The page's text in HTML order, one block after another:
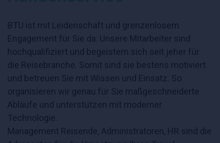
BTU ist mit Leidenschaft und grenzenlosem
Engagement für Sie da. Unsere Mitarbeiter sind
hochqualifiziert und begeistern sich seit jeher für
die Reisebranche. Somit sind sie bestens motiviert
und betreuen Sie mit Wissen und Einsatz. So
organisieren wir genau für Sie maßgeschneiderte
Abläufe und unterstützen mit moderner
Technologie.
Management Reisende, Administratoren, HR sind die